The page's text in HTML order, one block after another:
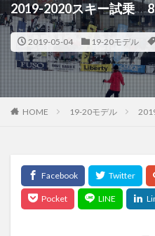
2019-2020スキー試乗
2019-05-04 19-20モデル
HOME 19-20モデル